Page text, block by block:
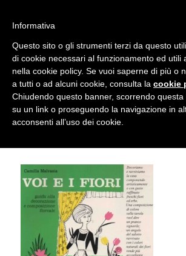
Camilla Malvasia, Voi e i
Edagricole
accetta l'uso dei cookies previsto nella
Fai clic per abilitare/disabilitare il
Google Analytics.
OK Privacy e cookie
Informativa
Questo sito o gli strumenti terzi da questo
di cookie necessari al funzionamento ed utili
nella cookie policy. Se vuoi saperne di più o
a tutti o ad alcuni cookie, consulta la cookie
Chiudendo questo banner, scorrendo
su un link o proseguendo la navigazione in
acconsenti all’uso dei cookie.